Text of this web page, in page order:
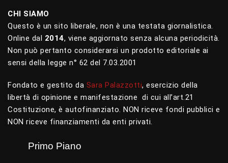
CHI SIAMO
Questo è un sito liberale, non è una testata giornalistica.
Online dal 2014, viene aggiornato senza alcuna periodicità.
Non può pertanto considerarsi un prodotto editoriale ai
sensi della legge n° 62 del 7.03.2001
Fondato e gestito da Sara Palazzotti, esercizio della
libertà di opinione e manifestazione di cui all’art.21
Costituzione, è autofinanziato. NON riceve fondi pubblici e
NON riceve finanziamenti da enti privati.
Primo Piano